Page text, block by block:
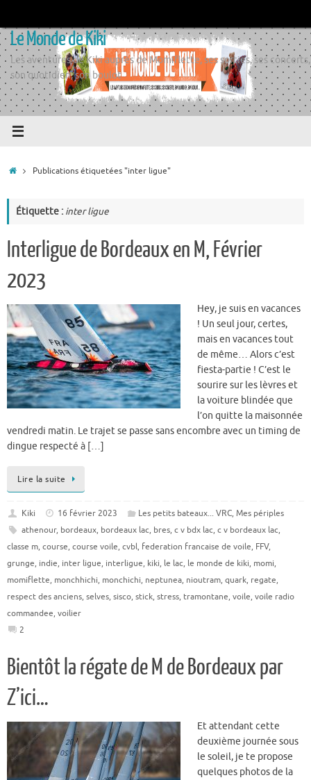
contenu
Le Monde de Kiki
Les aventures de Kiki auprès de Momiflette, ses sorties, ses concerts,
son quotidien, son boulot
AccueilPublications étiquetées "inter ligue"
Étiquette : inter ligue
Interligue de Bordeaux en M, Février
2023
Hey, je suis en vacances
! Un seul jour, certes,
mais en vacances tout
de même… Alors c’est
fiesta-partie ! C’est le
sourire sur les lèvres et
la voiture blindée que
l’on quitte la maisonnée
vendredi matin. Le trajet se passe sans encombre avec un timing de
dingue respecté à […]
Lire la suite
Kiki 16 février 2023 Les petits bateaux... VRC, Mes périples
athenour, bordeaux, bordeaux lac, bres, c v bdx lac, c v bordeaux lac,
classe m, course, course voile, cvbl, federation francaise de voile, FFV,
grunge, indie, inter ligue, interligue, kiki, le lac, le monde de kiki, momi,
momiflette, monchhichi, monchichi, neptunea, nioutram, quark, regate,
respect des anciens, selves, sisco, stick, stress, tramontane, voile, voile radio
commandee, voilier
2
Bientôt la régate de M de Bordeaux par
Z’ici…
Et attendant cette
deuxième journée sous
le soleil, je te propose
quelques photos de la